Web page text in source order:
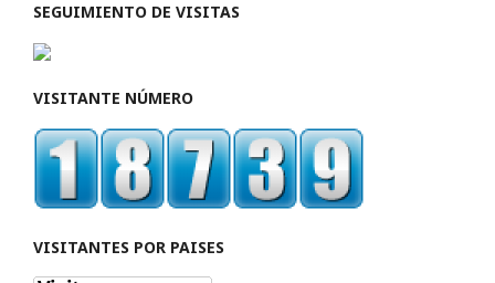
SEGUIMIENTO DE VISITAS
VISITANTE NÚMERO
VISITANTES POR PAISES